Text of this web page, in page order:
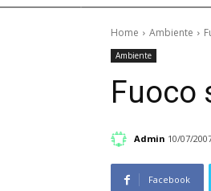
Home Ambiente
Ambiente
Fuoco
Admin 10/07/
Facebook